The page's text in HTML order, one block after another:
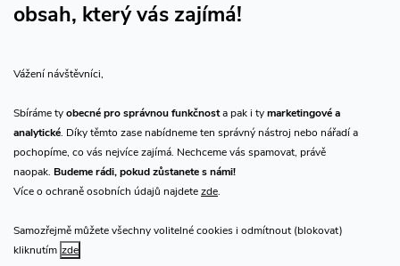
obsah, který vás zajímá!
Vážení návštěvníci,
Sbíráme tyobecné pro správnou funkčnosta pak i tymarketingové a
analytické. Díky těmto zase nabídneme ten správný nástroj nebo nářadí a
pochopíme, co vás nejvíce zajímá. Nechceme vás spamovat, právě
naopak. Budeme rádi, pokud zůstanete s námi!
Více o ochraně osobních údajů najdetezde.
Samozřejmě můžete všechny volitelné cookies i odmítnout (blokovat)
kliknutím zde
Přijímáme online platby